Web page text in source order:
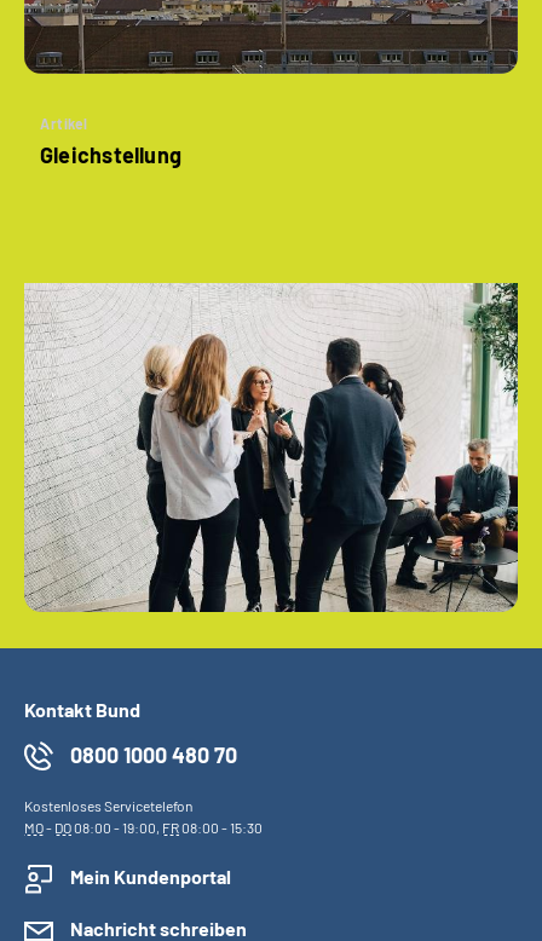
Artikel
Gleichstellung
Kontakt Bund
0800 1000 480 70
Kostenloses Servicetelefon
MO- DO08:00 - 19:00, FR08:00 - 15:30
Mein Kundenportal
Nachricht schreiben